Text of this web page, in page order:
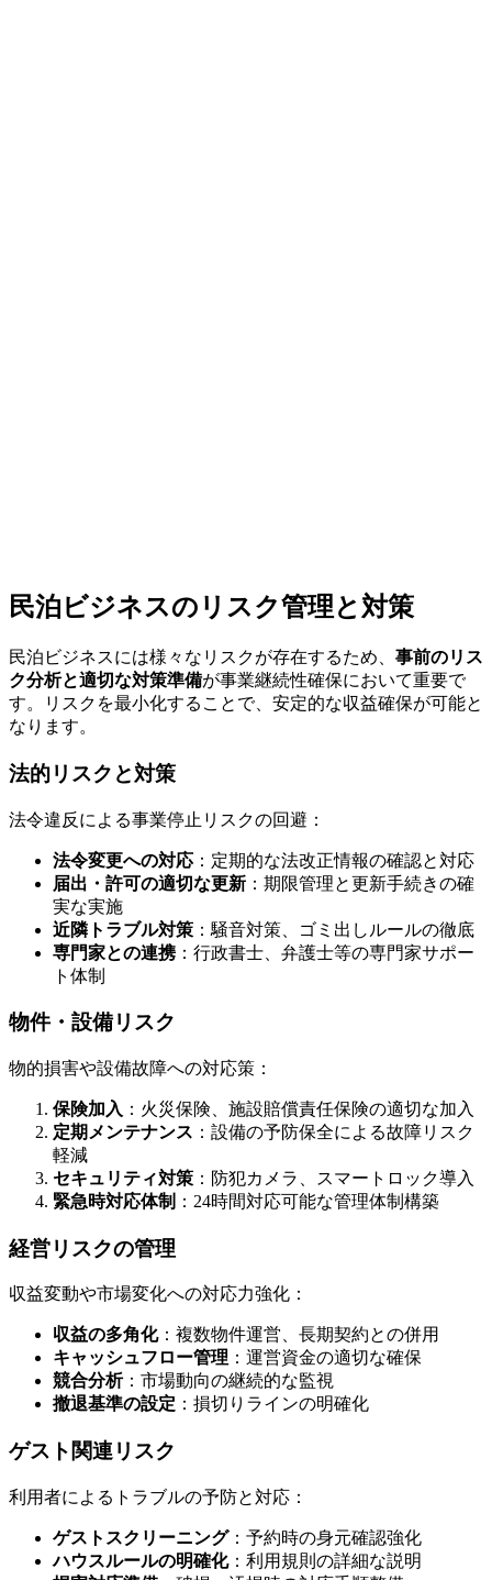
民泊ビジネスのリスク管理と対策
民泊ビジネスには様々なリスクが存在するため、 事前のリス
ク分析と適切な対策準備が事業継続性確保において重要で
す。リスクを最小化することで、安定的な収益確保が可能と
なります。
法的リスクと対策
法令違反による事業停止リスクの回避：
法令変更への対応 ：定期的な法改正情報の確認と対応
届出・許可の適切な更新 ：期限管理と更新手続きの確
実な実施
近隣トラブル対策 ：騒音対策、ゴミ出しルールの徹底
専門家との連携：行政書士、弁護士等の専門家サポー
ト体制
物件・設備リスク
物的損害や設備故障への対応策：
保険加入 ：火災保険、施設賠償責任保険の適切な加入
定期メンテナンス ：設備の予防保全による故障リスク
軽減
セキュリティ対策 ：防犯カメラ、スマートロック導入
緊急時対応体制 ：24時間対応可能な管理体制構築
経営リスクの管理
収益変動や市場変化への対応力強化：
収益の多角化：複数物件運営、長期契約との併用
キャッシュフロー管理 ：運営資金の適切な確保
競合分析：市場動向の継続的な監視
撤退基準の設定 ：損切りラインの明確化
ゲスト関連リスク
利用者によるトラブルの予防と対応：
ゲストスクリーニング：予約時の身元確認強化
ハウスルールの明確化：利用規則の詳細な説明